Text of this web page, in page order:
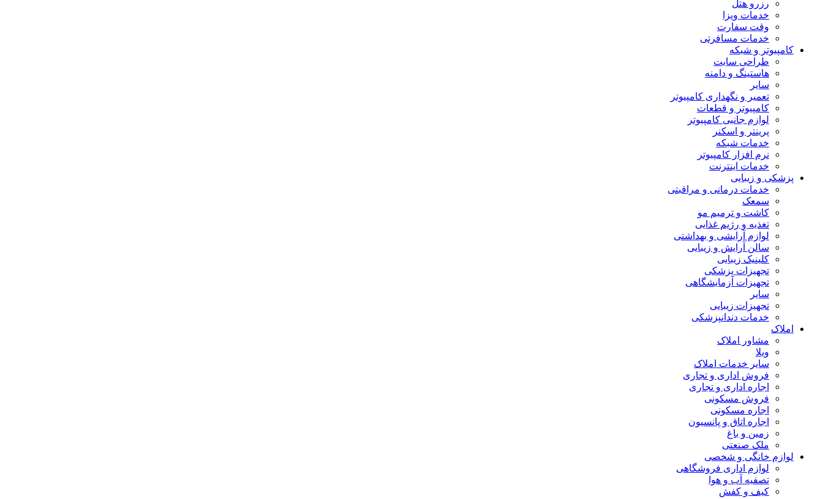
رزرو هتل
خدمات ویزا
وقت سفارت
خدمات مسافرتی
کامپیوتر و شبکه
طراحی سایت
هاستینگ و دامنه
سایر
تعمیر و نگهداری کامپیوتر
کامپیوتر و قطعات
لوازم جانبی کامپیوتر
پرینتر و اسکنر
خدمات شبکه
نرم افزار کامپیوتر
خدمات اینترنت
پزشکی و زیبایی
خدمات درمانی و مراقبتی
سمعک
کاشت و ترمیم مو
تغذیه و رژیم غذایی
لوازم آرایشی و بهداشتی
سالن آرایش و زیبایی
کلینیک زیبایی
تجهیزات پزشکی
تجهیزات آزمایشگاهی
سایر
تجهیزات زیبایی
خدمات دندانپزشکی
املاک
مشاور املاک
ویلا
سایر خدمات املاک
فروش اداری و تجاری
اجاره اداری و تجاری
فروش مسکونی
اجاره مسکونی
اجاره اتاق و پانسیون
زمین و باغ
ملک صنعتی
لوازم خانگی و شخصی
لوازم اداری فروشگاهی
تصفیه آب و هوا
کیف و کفش